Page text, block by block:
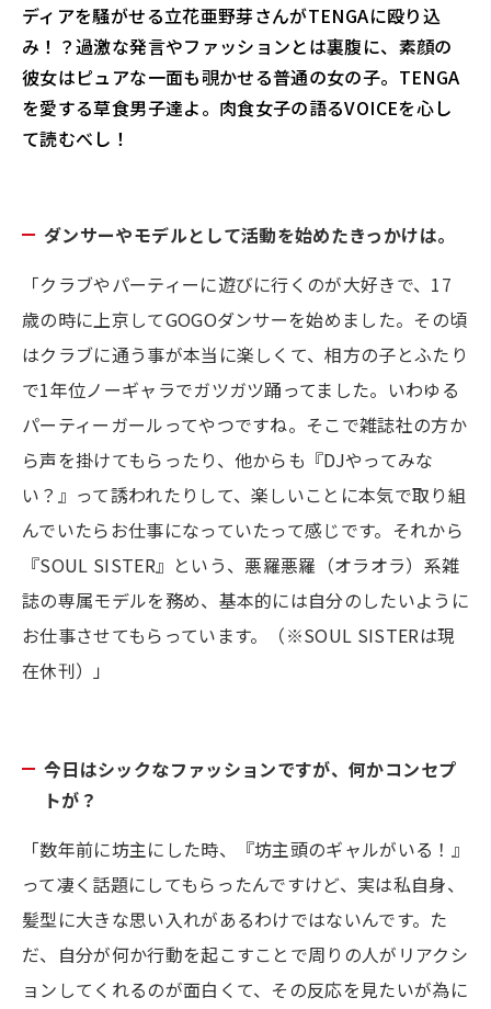
ディアを騒がせる立花亜野芽さんがTENGAに殴り込
み！？過激な発言やファッションとは裏腹に、素顔の
彼女はピュアな一面も覗かせる普通の女の子。TENGA
を愛する草食男子達よ。肉食女子の語るVOICEを心し
て読むべし！
ダンサーやモデルとして活動を始めたきっかけは。
「クラブやパーティーに遊びに行くのが大好きで、17
歳の時に上京してGOGOダンサーを始めました。その頃
はクラブに通う事が本当に楽しくて、相方の子とふたり
で1年位ノーギャラでガツガツ踊ってました。いわゆる
パーティーガールってやつですね。そこで雑誌社の方か
ら声を掛けてもらったり、他からも『DJやってみな
い？』って誘われたりして、楽しいことに本気で取り組
んでいたらお仕事になっていたって感じです。それから
『SOUL SISTER』という、悪羅悪羅（オラオラ）系雑
誌の専属モデルを務め、基本的には自分のしたいように
お仕事させてもらっています。（※SOUL SISTERは現
在休刊）」
今日はシックなファッションですが、何かコンセプ
トが？
「数年前に坊主にした時、『坊主頭のギャルがいる！』
って凄く話題にしてもらったんですけど、実は私自身、
髪型に大きな思い入れがあるわけではないんです。た
だ、自分が何か行動を起こすことで周りの人がリアクシ
ョンしてくれるのが面白くて、その反応を見たいが為に